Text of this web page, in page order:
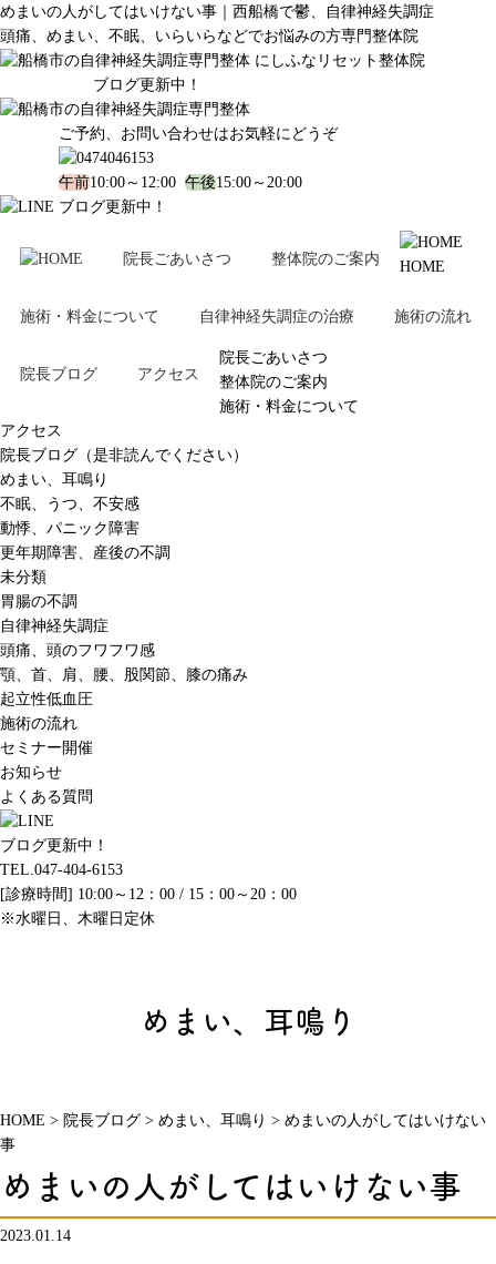
めまいの人がしてはいけない事｜西船橋で鬱、自律神経失調症
頭痛、めまい、不眠、いらいらなどでお悩みの方専門整体院
ブログ更新中！
ご予約、お問い合わせはお気軽にどうぞ
午前10:00～12:00 午後15:00～20:00
ブログ更新中！
院長ごあいさつ 整体院のご案内
施術・料金について 自律神経失調症の治療 施術の流れ
院長ブログ アクセス
HOME
院長ごあいさつ
整体院のご案内
施術・料金について
アクセス
院長ブログ（是非読んでください）
めまい、耳鳴り
不眠、うつ、不安感
動悸、パニック障害
更年期障害、産後の不調
未分類
胃腸の不調
自律神経失調症
頭痛、頭のフワフワ感
顎、首、肩、腰、股関節、膝の痛み
起立性低血圧
施術の流れ
セミナー開催
お知らせ
よくある質問
ブログ更新中！
TEL.047-404-6153
[診療時間] 10:00～12：00 / 15：00～20：00
※水曜日、木曜日定休
めまい、耳鳴り
HOME > 院長ブログ > めまい、耳鳴り > めまいの人がしてはいけない
事
めまいの人がしてはいけない事
2023.01.14